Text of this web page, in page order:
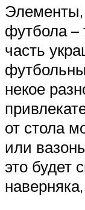
Элементы,
футбола –
часть
некое
от стола
или
это будет